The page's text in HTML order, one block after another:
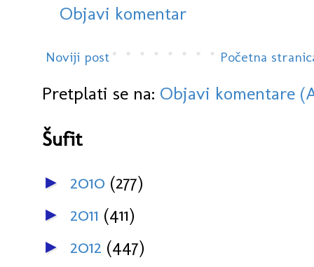
Objavi komentar
Noviji post Početna
Pretplati se na: Objavi komentare
Šufit
► 2010 (277)
► 2011 (411)
► 2012 (447)